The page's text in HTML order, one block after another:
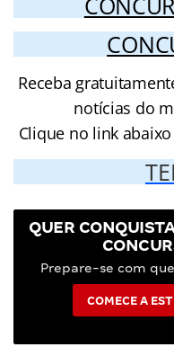
Receba
notícias do
Clique no link
QUER
Prepare-se com
COMECE A